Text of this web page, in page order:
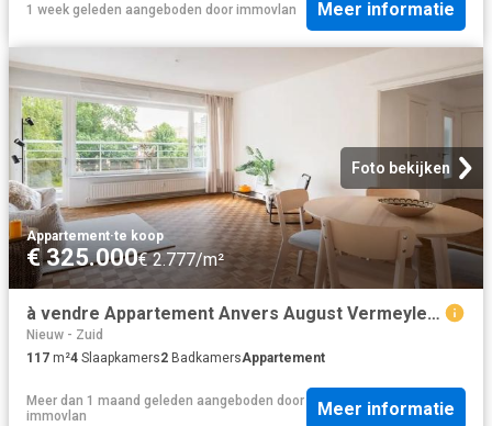
1 week geleden aangeboden door immovlan Meer informatie
Foto bekijken
Appartement·te koop
€ 325.000€ 2.777/m²
à vendre Appartement Anvers August Vermeylenlaan
Nieuw - Zuid
117 m²4 Slaapkamers2 BadkamersAppartement
Meer dan 1 maand geleden aangeboden door
immovlan
Meer informatie